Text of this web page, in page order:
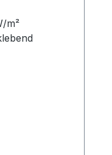
m²